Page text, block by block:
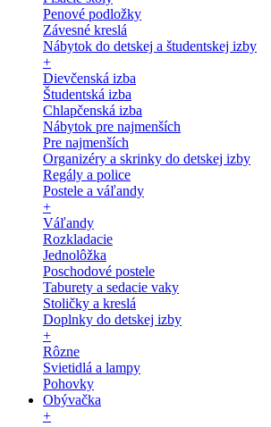
Penové podložky
Závesné kreslá
Nábytok do detskej a študentskej izby
+
Dievčenská izba
Študentská izba
Chlapčenská izba
Nábytok pre najmenších
Pre najmenších
Organizéry a skrinky do detskej izby
Regály a police
Postele a váľandy
+
Váľandy
Rozkladacie
Jednolôžka
Poschodové postele
Taburety a sedacie vaky
Stoličky a kreslá
Doplnky do detskej izby
+
Rôzne
Svietidlá a lampy
Pohovky
Obývačka
+